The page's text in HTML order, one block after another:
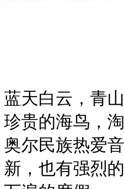
蓝天白云，青
珍贵的海鸟，
奥尔民族热爱
新，也有强烈